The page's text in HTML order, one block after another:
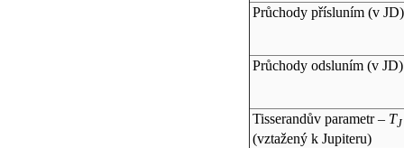
Průchody přísluním (v JD)
Průchody odsluním (v JD)
Tisserandův parametr – TJ
(vztažený k Jupiteru)